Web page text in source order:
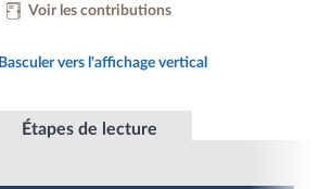
Voir les contributions
Basculer vers l'affichage vertical
Étapes de lecture